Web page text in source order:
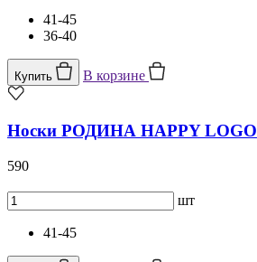
41-45
36-40
Купить В корзине
Носки РОДИНА HAPPY LOGO
590
шт
41-45